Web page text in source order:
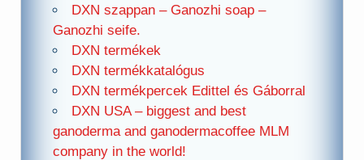
DXN szappan – Ganozhi soap –
Ganozhi seife.
DXN termékek
DXN termékkatalógus
DXN termékpercek Edittel és Gáborral
DXN USA – biggest and best
ganoderma and ganodermacoffee MLM
company in the world!